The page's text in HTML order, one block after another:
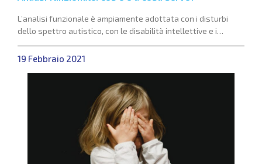
L’analisi funzionale è ampiamente adottata con i disturbi
dello spettro autistico, con le disabilità intellettive e i
19 Febbraio 2021